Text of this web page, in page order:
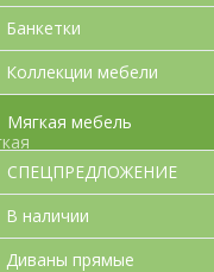
Банкетки
Коллекции мебели
Мягкая мебель
СПЕЦПРЕДЛОЖЕНИЕ
В наличии
Диваны прямые